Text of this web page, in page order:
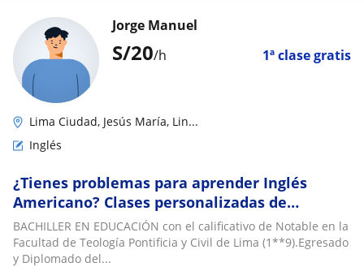
S/20/h 1ª clase gratis
Jorge Manuel
Lima Ciudad, Jesús María, Lin...
Inglés
¿Tienes problemas para aprender Inglés
Americano? Clases personalizadas de
nivelación y reforzamiento de AMERICAN
ENGLISH
BACHILLER EN EDUCACIÓN con el calificativo de Notable en la
Facultad de Teología Pontificia y Civil de Lima (1**9).Egresado
y Diplomado del...